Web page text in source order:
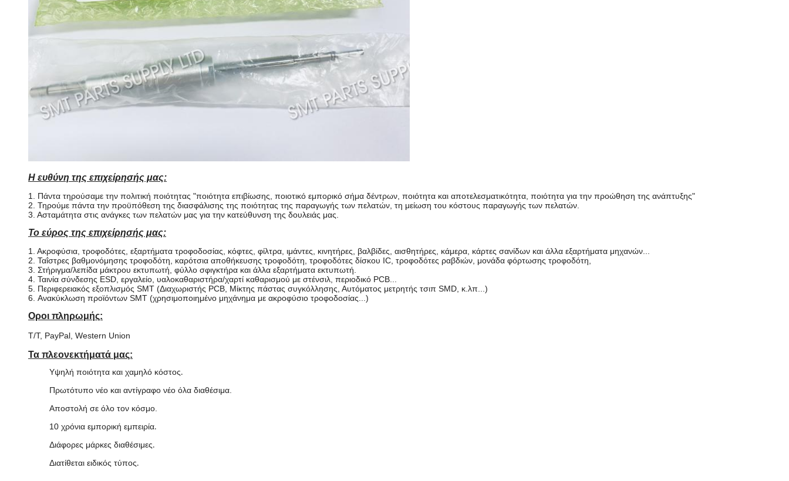
Η ευθύνη της επιχείρησής μας:
1. Πάντα τηρούσαμε την πολιτική ποιότητας "ποιότητα επιβίωσης, ποιοτικό εμπορικό σήμα δέντρων, ποιότητα και αποτελεσματικότητα, ποιότητα για την προώθηση της ανάπτυξης"
2. Τηρούμε πάντα την προϋπόθεση της διασφάλισης της ποιότητας της παραγωγής των πελατών, τη μείωση του κόστους παραγωγής των πελατών.
3. Ασταμάτητα στις ανάγκες των πελατών μας για την κατεύθυνση της δουλειάς μας.
Το εύρος της επιχείρησής μας:
1. Ακροφύσια, τροφοδότες, εξαρτήματα τροφοδοσίας, κόφτες, φίλτρα, ιμάντες, κινητήρες, βαλβίδες, αισθητήρες, κάμερα, κάρτες σανίδων και άλλα εξαρτήματα μηχανών...
2. Ταΐστρες βαθμονόμησης τροφοδότη, καρότσια αποθήκευσης τροφοδότη, τροφοδότες δίσκου IC, τροφοδότες ραβδιών, μονάδα φόρτωσης τροφοδότη,
3. Στήριγμα/λεπίδα μάκτρου εκτυπωτή, φύλλο σφιγκτήρα και άλλα εξαρτήματα εκτυπωτή.
4. Ταινία σύνδεσης ESD, εργαλείο, υαλοκαθαριστήρα/χαρτί καθαρισμού με στένσιλ, περιοδικό PCB...
5. Περιφερειακός εξοπλισμός SMT (Διαχωριστής PCB, Μίκτης πάστας συγκόλλησης, Αυτόματος μετρητής τσιπ SMD, κ.λπ...)
6. Ανακύκλωση προϊόντων SMT (χρησιμοποιημένο μηχάνημα με ακροφύσιο τροφοδοσίας...)
Οροι πληρωμής:
T/T, PayPal, Western Union
Τα πλεονεκτήματά μας:
Υψηλή ποιότητα και χαμηλό κόστος.
Πρωτότυπο νέο και αντίγραφο νέο όλα διαθέσιμα.
Αποστολή σε όλο τον κόσμο.
10 χρόνια εμπορική εμπειρία.
Διάφορες μάρκες διαθέσιμες.
Διατίθεται ειδικός τύπος.